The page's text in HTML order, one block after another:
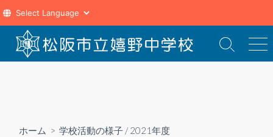
テ
検
索
メ
ニ
ホーム > 学校活動の様子 /2021年度